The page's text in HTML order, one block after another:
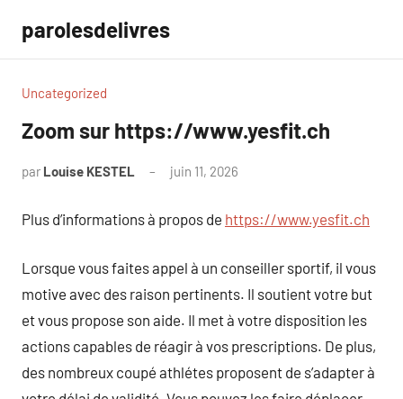
contenu
parolesdelivres
Uncategorized
Zoom sur https://www.yesfit.ch
par Louise KESTEL juin 11, 2026
Plus d’informations à propos de https://www.yesfit.ch
Lorsque vous faites appel à un conseiller sportif, il vous
motive avec des raison pertinents. Il soutient votre but
et vous propose son aide. Il met à votre disposition les
actions capables de réagir à vos prescriptions. De plus,
des nombreux coupé athlétes proposent de s’adapter à